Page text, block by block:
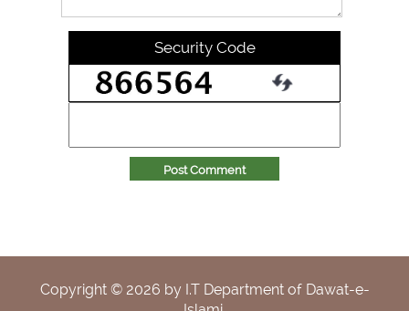
Security Code
Post Comment
Copyright © 2026 by I.T Department of Dawat-e-